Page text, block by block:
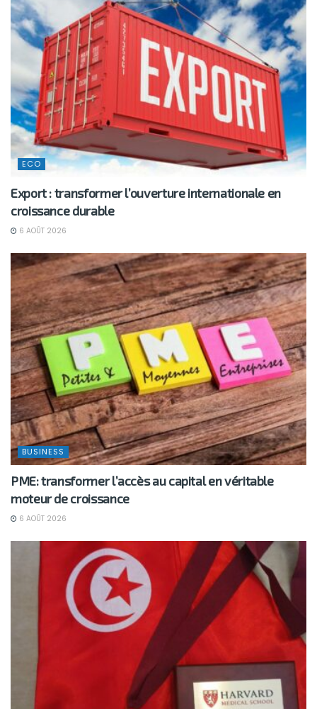
ECO
Export : transformer l’ouverture internationale en
croissance durable
6 AOÛT 2026
BUSINESS
PME: transformer l’accès au capital en véritable
moteur de croissance
6 AOÛT 2026